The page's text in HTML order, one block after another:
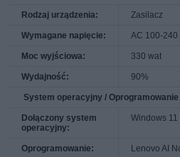
Rodzaj urządzenia: Zasilacz
Wymagane napięcie: AC 100-240
Moc wyjściowa: 330 wat
Wydajność: 90%
System operacyjny / Oprogramowanie
Dołączony system
operacyjny:
Windows
Oprogramowanie: Lenovo AI